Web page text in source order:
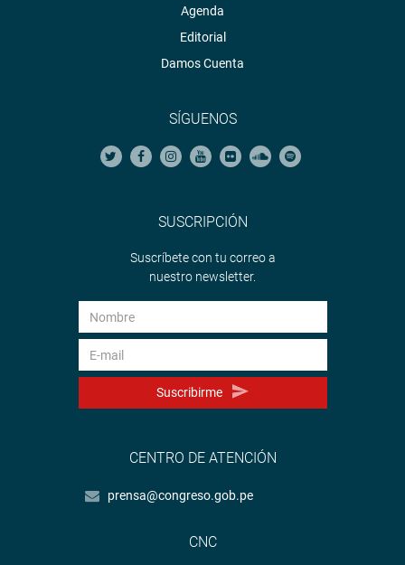
Agenda
Editorial
Damos Cuenta
SÍGUENOS
SUSCRIPCIÓN
Suscríbete con tu correo a
nuestro newsletter.
Suscribirme
CENTRO DE ATENCIÓN
prensa@congreso.gob.pe
CNC